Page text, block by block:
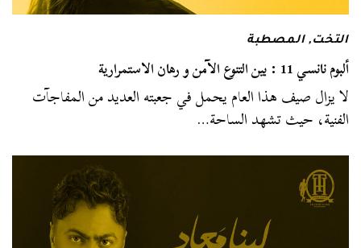
التخت,المصطبة
ألبوم نانسي 11 : بين التنوع الآمن و رهان الاستمرارية
لا يزال صيف هذا العام يحمل في جعبته العديد من المفاجآت
الفنية، حيث تشهد الساحة…